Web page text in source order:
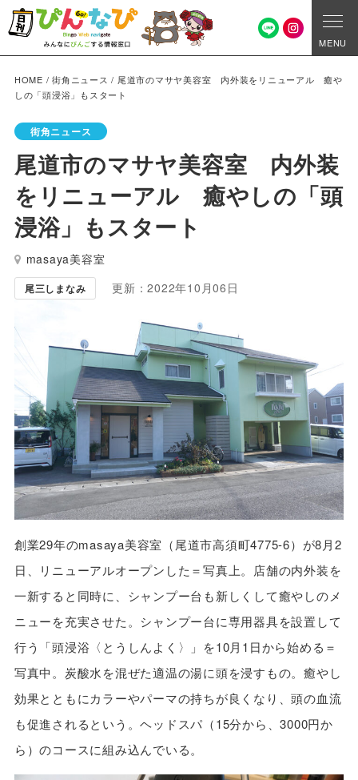
MENU
HOME /街角ニュース / 尾道市のマサヤ美容室 内外装をリニューアル 癒や
しの「頭浸浴」もスタート
街角ニュース
尾道市のマサヤ美容室 内外装
をリニューアル 癒やしの「頭
浸浴」もスタート
masaya美容室
尾三しまなみ 更新：2022年10月06日
創業29年のmasaya美容室（尾道市高須町4775-6）が8月2
日、リニューアルオープンした＝写真上。店舗の内外装を
一新すると同時に、シャンプー台も新しくして癒やしのメ
ニューを充実させた。シャンプー台に専用器具を設置して
行う「頭浸浴〈とうしんよく〉」を10月1日から始める＝
写真中。炭酸水を混ぜた適温の湯に頭を浸すもの。癒やし
効果とともにカラーやパーマの持ちが良くなり、頭の血流
も促進されるという。ヘッドスパ（15分から、3000円か
ら）のコースに組み込んでいる。